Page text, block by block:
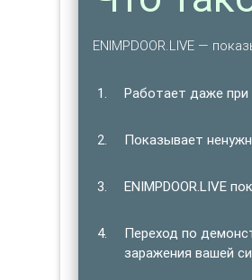
ENIMPDOOR.LIVE —
Работает даже при
Показывает
ENIMPDOOR.LIVE
Переход по
заражения вашей